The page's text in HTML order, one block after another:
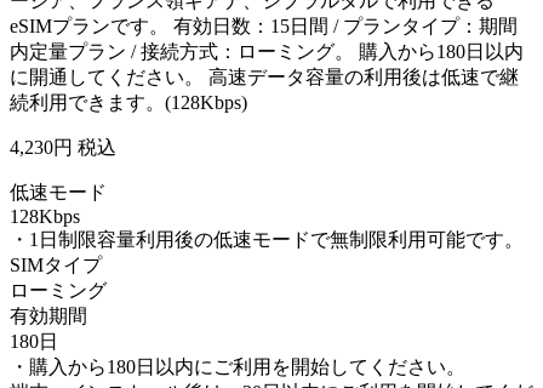
eSIMプランです。 有効日数：15日間 / プランタイプ：期間
内定量プラン / 接続方式：ローミング。 購入から180日以内
に開通してください。 高速データ容量の利用後は低速で継
続利用できます。(128Kbps)
4,230円 税込
低速モード
128Kbps
・1日制限容量利用後の低速モードで無制限利用可能です。
SIMタイプ
ローミング
有効期間
180日
・購入から180日以内にご利用を開始してください。